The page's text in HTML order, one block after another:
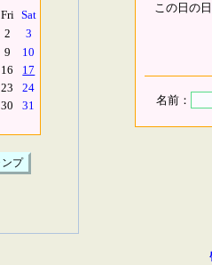
Fri Sat
2
3
9
10
16
17
23
24
30 31
この日の
名前：